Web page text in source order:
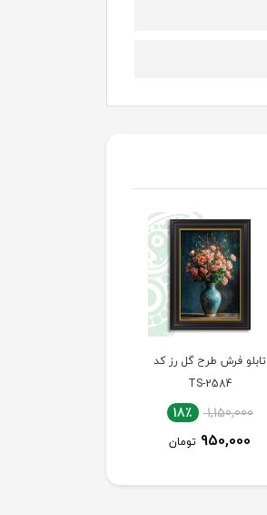
تابلو فرش طرح گل رز کد
TS-2584
1,150,000 18٪
950,000 تومان